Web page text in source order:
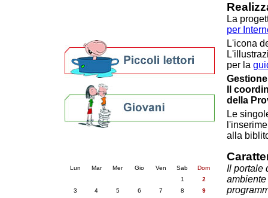
La
per
L'icona
per la
Il
della
Le
alla
Il portale
Lun Mar Mer Gio Ven Sab
Dom
1
2
3
4 5 6 7 8
9